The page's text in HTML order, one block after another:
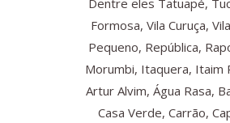
Dentre eles Tatuapé,
Formosa, Vila Curuça,
Pequeno, República,
Morumbi, Itaquera, Itaim
Artur Alvim, Água Rasa,
Casa Verde, Carrão,